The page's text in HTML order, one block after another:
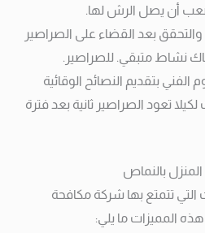
أن يصل الرش لها.
بعد القضاء على الصراصير
نشاط متبقي. للصراصير.
الفني بتقديم النصائح الوقائية
تعود الصراصير ثانية بعد فترة
بالنماص
التي تتمتع بها شركة مكافحة
المميزات ما يلي: